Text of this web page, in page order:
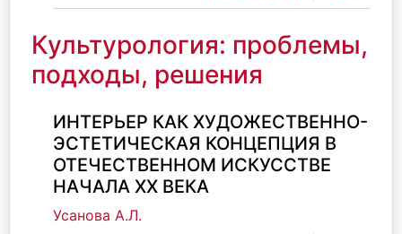
Культурология: проблемы,
подходы, решения
ИНТЕРЬЕР КАК ХУДОЖЕСТВЕННО-
ЭСТЕТИЧЕСКАЯ КОНЦЕПЦИЯ В
ОТЕЧЕСТВЕННОМ ИСКУССТВЕ
НАЧАЛА ХХ ВЕКА
Усанова А.Л.